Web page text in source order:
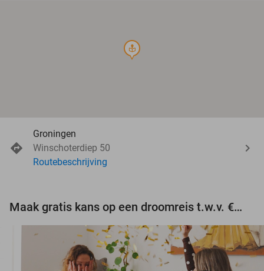
course
Groningen
Winschoterdiep 50
Routebeschrijving
Maak gratis kans op een droomreis t.w.v. €3.000!